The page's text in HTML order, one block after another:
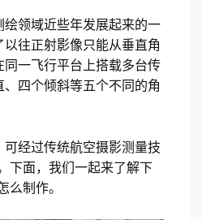
领域近些年发展起来的一
往正射影像只能从垂直角
一飞行平台上搭载多台传
四个倾斜等五个不同的角
经过传统航空摄影测量技
下面，我们一起来了解下
么制作。